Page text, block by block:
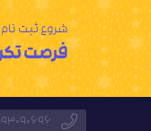
شروع ثبت
فرصت